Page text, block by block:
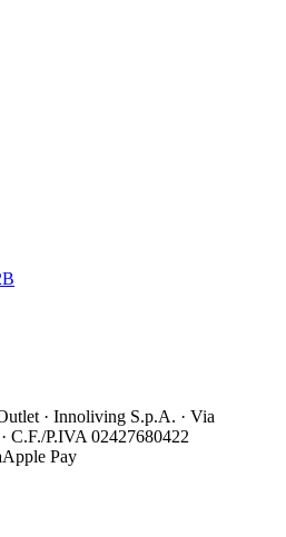
· Innoliving S.p.A. · Via
C.F./P.IVA 02427680422
Apple Pay